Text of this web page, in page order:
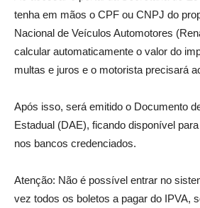
tenha em mãos o CPF ou CNPJ do
Nacional de Veículos Automotores
calcular automaticamente o valor do
multas e juros e o motorista precisará
Após isso, será emitido o Documento
Estadual (DAE), ficando disponível
nos bancos credenciados.
Atenção: Não é possível entrar no
vez todos os boletos a pagar do IPVA,